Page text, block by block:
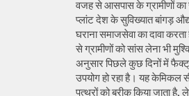
वजह से आसपास के ग्रामीणों का
प्लांट देश के सुविख्यात बांगड़
घराना समाजसेवा का दावा
से ग्रामीणों को सांस लेना भी
अनुसार पिछले कुछ दिनों में
उपयोग हो रहा है। यह
पत्थरों को बरीक किया जाता